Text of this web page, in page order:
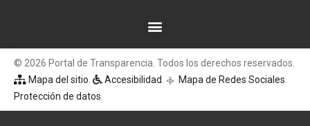
© 2026 Portal de Transparencia. Todos los derechos reservados.
Mapa del sitio
Accesibilidad q Mapa de Redes Sociales
Protección de datos